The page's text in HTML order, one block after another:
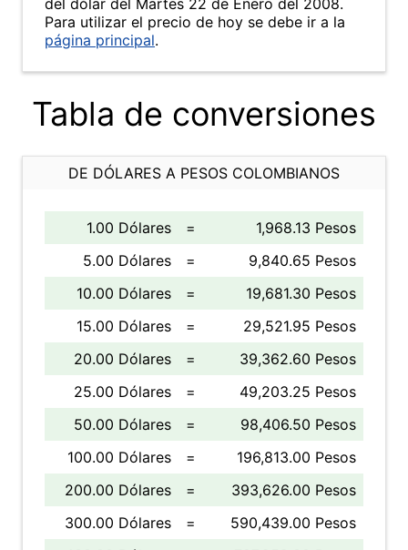
del dólar del Martes 22 de Enero del 2008.
Para utilizar el precio de hoy se debe ir a la
página principal.
Tabla de conversiones
DE DÓLARES A PESOS COLOMBIANOS
1.00 Dólares =
1,968.13 Pesos
5.00 Dólares
=
9,840.65 Pesos
10.00 Dólares
=
19,681.30 Pesos
15.00 Dólares
=
29,521.95 Pesos
20.00 Dólares
=
39,362.60 Pesos
25.00 Dólares
=
49,203.25 Pesos
50.00 Dólares
=
98,406.50 Pesos
100.00 Dólares
=
196,813.00 Pesos
200.00 Dólares
=
393,626.00 Pesos
300.00 Dólares
=
590,439.00 Pesos